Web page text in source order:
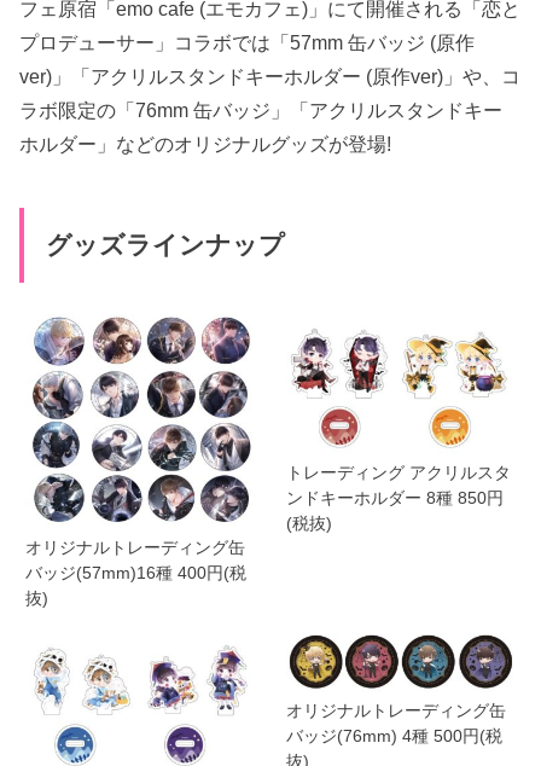
フェ原宿「emo cafe (エモカフェ)」にて開催される「恋と
プロデューサー」コラボでは「57mm 缶バッジ (原作
ver)」「アクリルスタンドキーホルダー (原作ver)」や、コ
ラボ限定の「76mm 缶バッジ」「アクリルスタンドキー
ホルダー」などのオリジナルグッズが登場!
グッズラインナップ
オリジナルトレーディング缶
バッジ(57mm)16種 400円(税
抜)
トレーディング アクリルスタ
ンドキーホルダー 8種 850円
(税抜)
オリジナルトレーディング缶
バッジ(76mm) 4種 500円(税
抜)